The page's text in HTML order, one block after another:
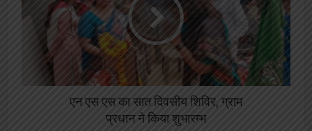
एन एस एस का सात दिवसीय शिविर, ग्राम
प्रधान ने किया शुभारम्भ